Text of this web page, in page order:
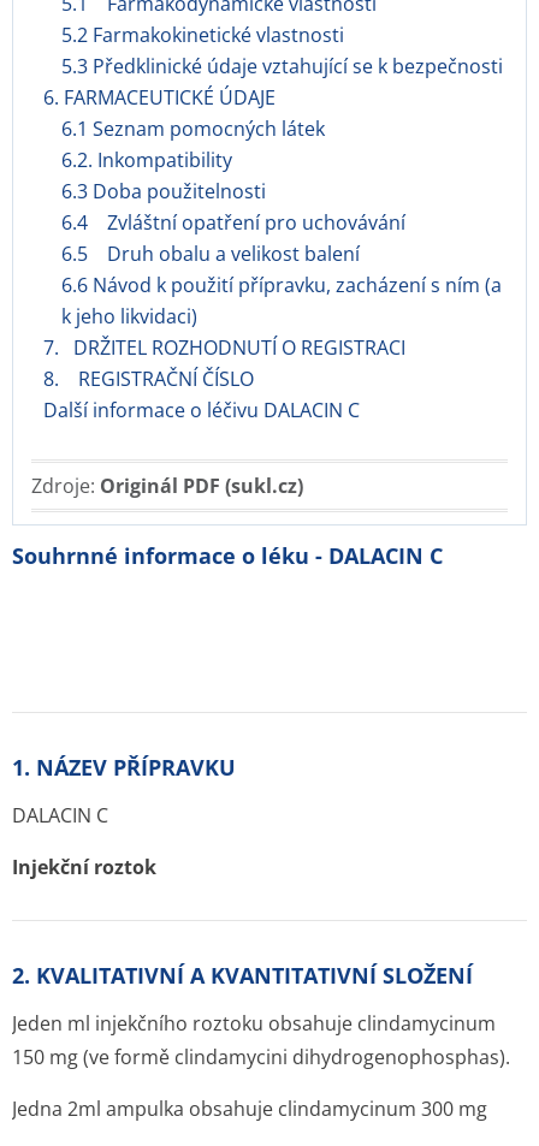
5.2 Farmakokinetické vlastnosti
5.3 Předklinické údaje vztahující se k bezpečnosti
6. FARMACEUTICKÉ ÚDAJE
6.1 Seznam pomocných látek
6.2. Inkompatibility
6.3 Doba použitelnosti
6.4 Zvláštní opatření pro uchovávání
6.5 Druh obalu a velikost balení
6.6 Návod k použití přípravku, zacházení s ním (a
k jeho likvidaci)
7. DRŽITEL ROZHODNUTÍ O REGISTRACI
8. REGISTRAČNÍ ČÍSLO
Další informace o léčivu DALACIN C
Zdroje: Originál PDF (sukl.cz)
Souhrnné informace o léku - DALACIN C
1. NÁZEV PŘÍPRAVKU
DALACIN C
Injekční roztok
2. KVALITATIVNÍ A KVANTITATIVNÍ SLOŽENÍ
Jeden ml injekčního roztoku obsahuje clindamycinum
150 mg (ve formě clindamycini dihydrogenophos­phas).
Jedna 2ml ampulka obsahuje clindamycinum 300 mg